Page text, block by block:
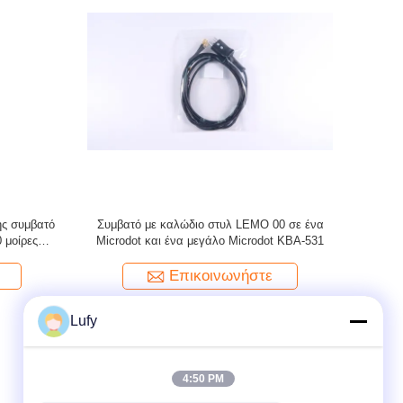
Made
Διπλό
Ισοδύναμο καλώδιο αισθητήρα DA312,
Υπερηχητικό καλώδιο (Συμβατό με βύσμα
ένα μικρό Microdot)
Επικοινωνήστε
Lufy
4:50 PM